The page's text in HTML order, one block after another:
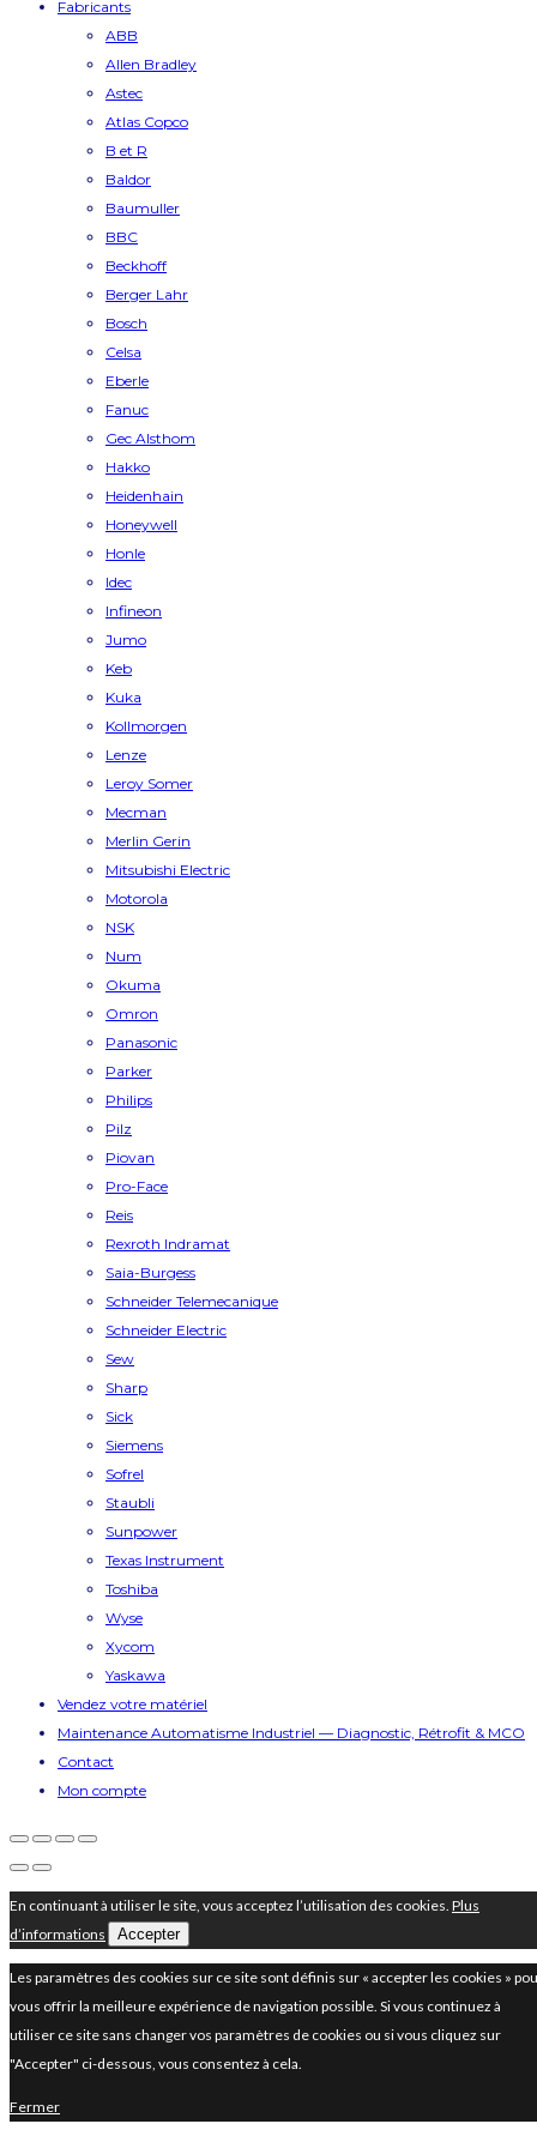
Fabricants
ABB
Allen Bradley
Astec
Atlas Copco
B et R
Baldor
Baumuller
BBC
Beckhoff
Berger Lahr
Bosch
Celsa
Eberle
Fanuc
Gec Alsthom
Hakko
Heidenhain
Honeywell
Honle
Idec
Infineon
Jumo
Keb
Kuka
Kollmorgen
Lenze
Leroy Somer
Mecman
Merlin Gerin
Mitsubishi Electric
Motorola
NSK
Num
Okuma
Omron
Panasonic
Parker
Philips
Pilz
Piovan
Pro-Face
Reis
Rexroth Indramat
Saia-Burgess
Schneider Telemecanique
Schneider Electric
Sew
Sharp
Sick
Siemens
Sofrel
Staubli
Sunpower
Texas Instrument
Toshiba
Wyse
Xycom
Yaskawa
Vendez votre matériel
Maintenance Automatisme Industriel — Diagnostic, Rétrofit & MCO
Contact
Mon compte
En continuant à utiliser le site, vous acceptez l’utilisation des cookies. Plus
d’informations
Accepter
Les paramètres des cookies sur ce site sont définis sur « accepter les cookies »
vous offrir la meilleure expérience de navigation possible. Si vous continuez à
utiliser ce site sans changer vos paramètres de cookies ou si vous cliquez sur
"Accepter" ci-dessous, vous consentez à cela.
Fermer